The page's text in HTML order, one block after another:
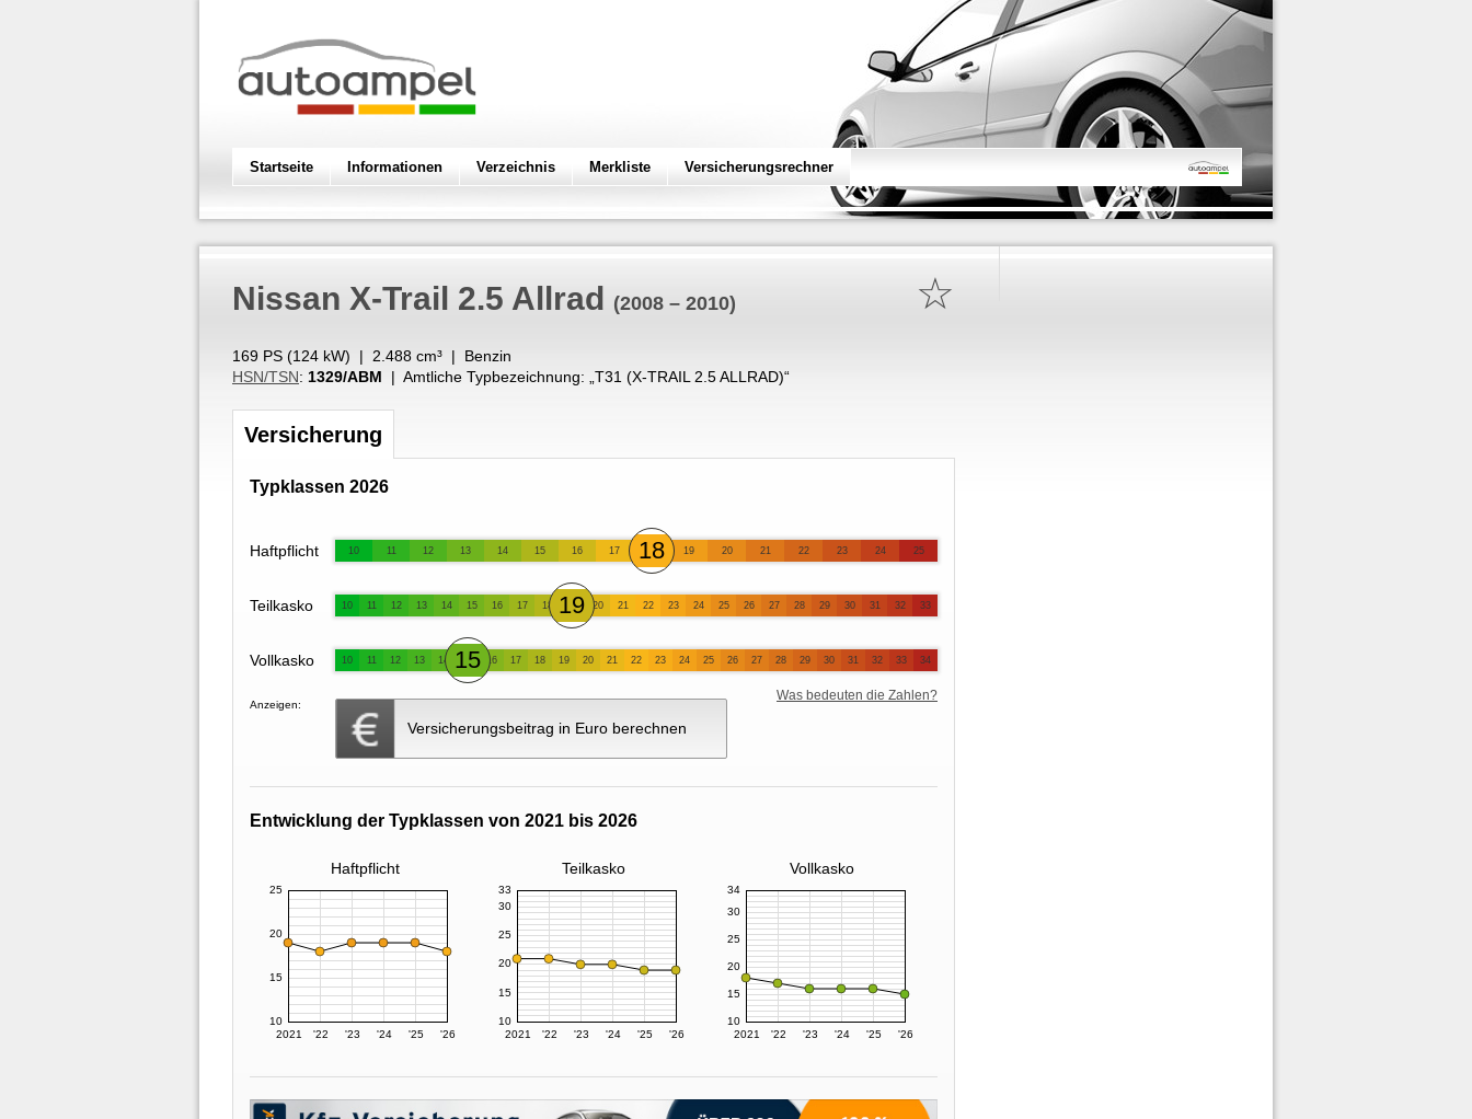
Startseite Informationen Verzeichnis Merkliste Versicherungsrechner
☆
Nissan X-Trail 2.5 Allrad (2008 – 2010)
169 PS (124 kW) | 2.488 cm³ | Benzin
HSN/TSN: 1329/ABM | Amtliche Typbezeichnung: „ T31 (X-TRAIL 2.5 ALLRAD)“
Versicherung
Typklassen 2026
Haftpflicht 10 11 12 13 14 15 16 17 18 19 20 21 22 23 24 25
Teilkasko 10 11 12 13 14 15 16 17 18 19 20 21 22 23 24 25 26 27 28 29 30 31 32 33
Vollkasko 10 11 12 13 14 15 16 17 18 19 20 21 22 23 24 25 26 27 28 29 30 31 32 33 34
Anzeigen:
Versicherungsbeitrag in Euro berechnen
Was bedeuten die Zahlen?
Entwicklung der Typklassen von 2021 bis 2026
Haftpflicht Teilkasko Vollkasko
2021 '22 '23 '24 '25 '26
10
15
20
25
2021 '22 '23 '24 '25 '26
10
15
20
25
30
33
2021 '22 '23 '24 '25 '26
10
15
20
25
30
34